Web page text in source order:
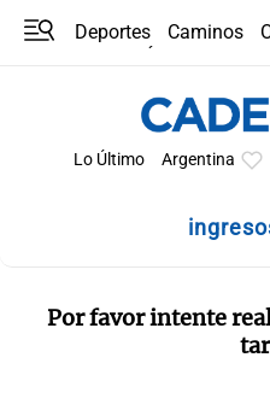
Deportes Caminos
Lo Último Argentina
Por favor intente